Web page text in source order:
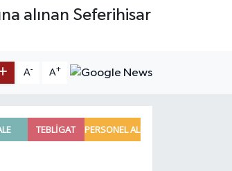
alınan Seferihisar
A- A+